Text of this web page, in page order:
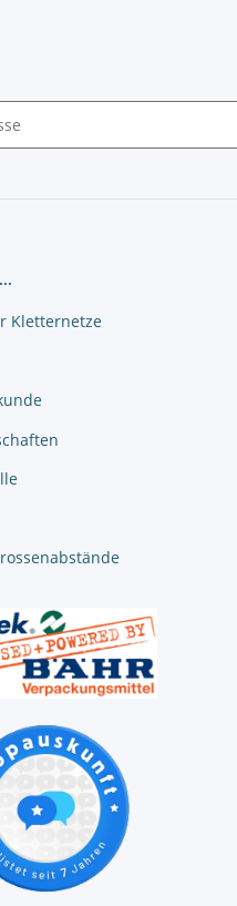
Kletternetze